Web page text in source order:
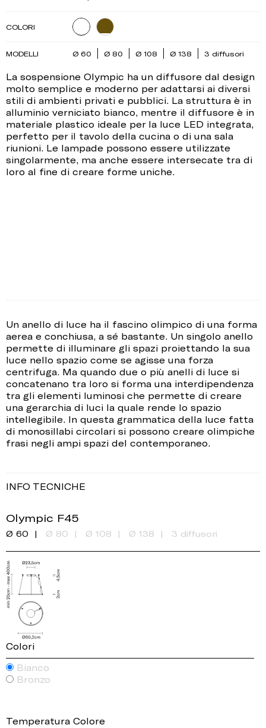
La sospensione Olympic ha un diffusore dal design
molto semplice e moderno per adattarsi ai diversi
stili di ambienti privati e pubblici. La struttura è in
alluminio verniciato bianco, mentre il diffusore è in
materiale plastico ideale per la luce LED integrata,
perfetto per il tavolo della cucina o di una sala
riunioni. Le lampade possono essere utilizzate
singolarmente, ma anche essere intersecate tra di
loro al fine di creare forme uniche.
COLORI
MODELLI Ø 60 Ø 80 Ø 108 Ø 138 3 diffusori
Un anello di luce ha il fascino olimpico di una forma
aerea e conchiusa, a sé bastante. Un singolo anello
permette di illuminare gli spazi proiettando la sua
luce nello spazio come se agisse una forza
centrifuga. Ma quando due o più anelli di luce si
concatenano tra loro si forma una interdipendenza
tra gli elementi luminosi che permette di creare
una gerarchia di luci la quale rende lo spazio
intellegibile. In questa grammatica della luce fatta
di monosillabi circolari si possono creare olimpiche
frasi negli ampi spazi del contemporaneo.
INFO TECNICHE
Olympic F45
Ø 60 Ø 80 Ø 108 Ø 138 3 diffusori
Colori
Bianco
Bronzo
Temperatura Colore